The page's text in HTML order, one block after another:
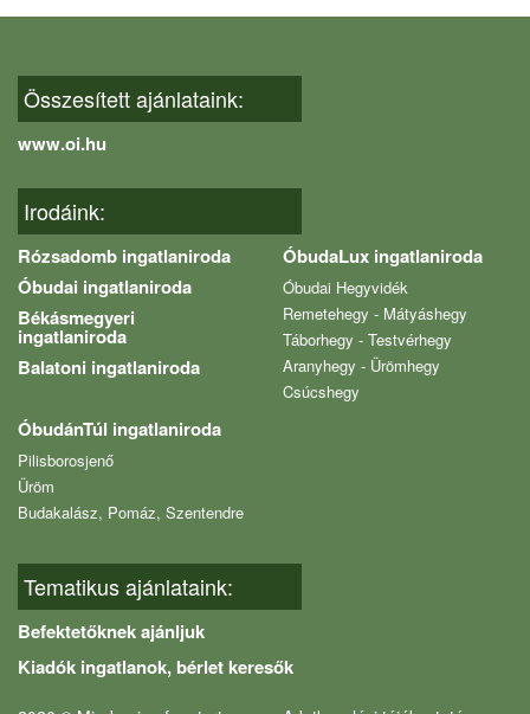
Összesített ajánlataink:
www.oi.hu
Irodáink:
Rózsadomb ingatlaniroda
Óbudai ingatlaniroda
Békásmegyeri
ingatlaniroda
Balatoni ingatlaniroda
ÓbudaLux ingatlaniroda
Óbudai Hegyvidék
Remetehegy - Mátyáshegy
Táborhegy - Testvérhegy
Aranyhegy - Ürömhegy
Csúcshegy
ÓbudánTúl ingatlaniroda
Pilisborosjenő
Üröm
Budakalász, Pomáz, Szentendre
Tematikus ajánlataink:
Befektetőknek ajánljuk
Kiadók ingatlanok, bérlet keresők